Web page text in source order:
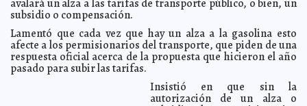
2013-02-09 19:40:25 Mother + Daughter, fotografías con gran carga emotiva
A7
2013-02-09 19:09:32 Aplicarán todo el peso de la ley en el caso MacGregor
A7
2013-02-09 19:04:00 En operativo federal, capturan a cinco pepineros
furtivos A7
Sismo en Colombia daña edificios y deja heridos A7
subsidio o compensación.
Lamentó que cada vez que hay un alza a la gasolina esto
afecte a los permisionarios del transporte, que piden de una
respuesta oficial acerca de la propuesta que hicieron el año
pasado para subir las tarifas.
Insistió en que sin la
autorización de un alza o